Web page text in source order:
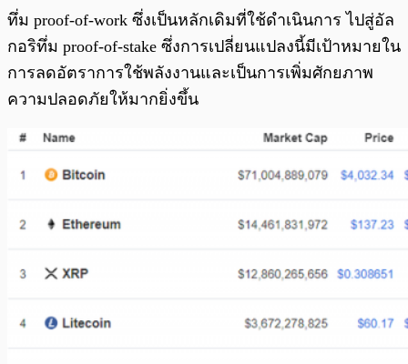
ทึ่ม proof-of-work ซึ่งเป็นหลักเดิมที่ใช้ดำเนินการ ไปสู่อัล
กอริทึ่ม proof-of-stake ซึ่งการเปลี่ยนแปลงนี้มีเป้าหมายใน
การลดอัตราการใช้พลังงานและเป็นการเพิ่มศักยภาพ
ความปลอดภัยให้มากยิ่งขึ้น